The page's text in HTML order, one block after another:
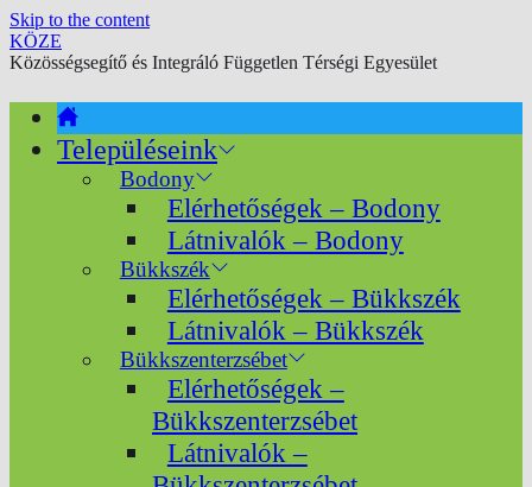
Skip to the content
KÖZE
Közösségsegítő és Integráló Független Térségi Egyesület
Településeink
Bodony
Elérhetőségek – Bodony
Látnivalók – Bodony
Bükkszék
Elérhetőségek – Bükkszék
Látnivalók – Bükkszék
Bükkszenterzsébet
Elérhetőségek –
Bükkszenterzsébet
Látnivalók –